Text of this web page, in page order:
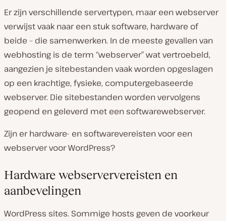
Er zijn verschillende servertypen, maar een webserver
verwijst vaak naar een stuk software, hardware of
beide – die samenwerken. In de meeste gevallen van
webhosting is de term “webserver” wat vertroebeld,
aangezien je sitebestanden vaak worden opgeslagen
op een krachtige, fysieke, computergebaseerde
webserver. Die sitebestanden worden vervolgens
geopend en geleverd met een softwarewebserver.
Zijn er hardware- en softwarevereisten voor een
webserver voor WordPress?
Hardware webserververeisten en
aanbevelingen
WordPress sites. Sommige hosts geven de voorkeur